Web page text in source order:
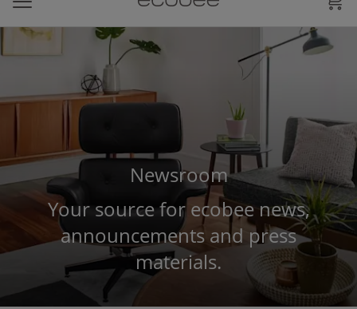
Newsroom
Your source for ecobee news,
announcements and press
materials.